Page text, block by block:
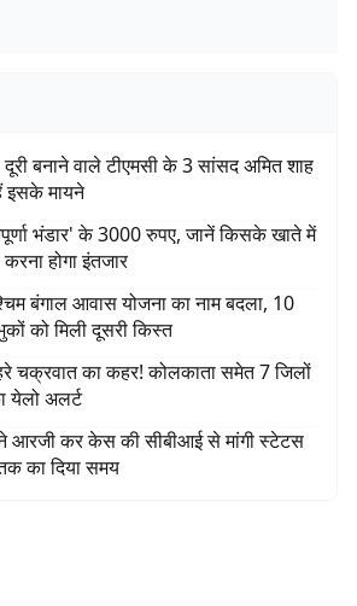
बनाने वाले टीएमसी के 3 सांसद अमित शाह
इसके मायने
भंडार' के 3000 रुपए, जानें किसके खाते में
होगा इंतजार
बंगाल आवास योजना का नाम बदला, 10
को मिली दूसरी किस्त
चक्रवात का कहर! कोलकाता समेत 7 जिलों
येलो अलर्ट
ने आरजी कर केस की सीबीआई से मांगी स्टेटस
का दिया समय